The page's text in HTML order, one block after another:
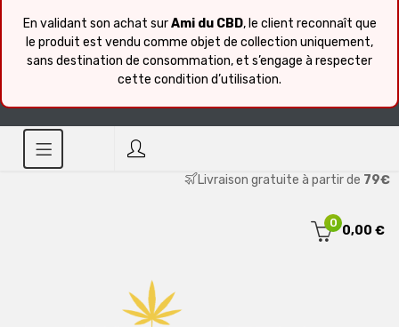
En validant son achat surAmi du CBD, le client reconnaît que
le produit est vendu comme objet de collection uniquement,
sans destination de consommation, et s’engage à respecter
cette condition d’utilisation.
Livraison gratuite à partir de 79€
0
0,00 €